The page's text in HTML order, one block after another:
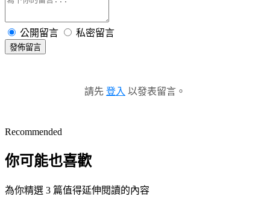
公開留言 私密留言
發佈留言
請先 登入 以發表留言。
Recommended
你可能也喜歡
為你精選 3 篇值得延伸閱讀的內容